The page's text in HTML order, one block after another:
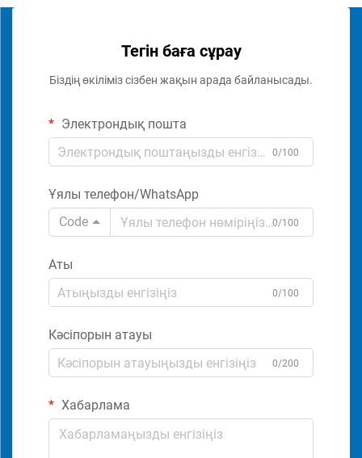
Тегін баға сұрау
Біздің өкіліміз сізбен жақын арада байланысады.
Электрондық пошта
0/100
Ұялы телефон/WhatsApp
Code
0/100
Аты
0/100
Кәсіпорын атауы
0/200
Хабарлама